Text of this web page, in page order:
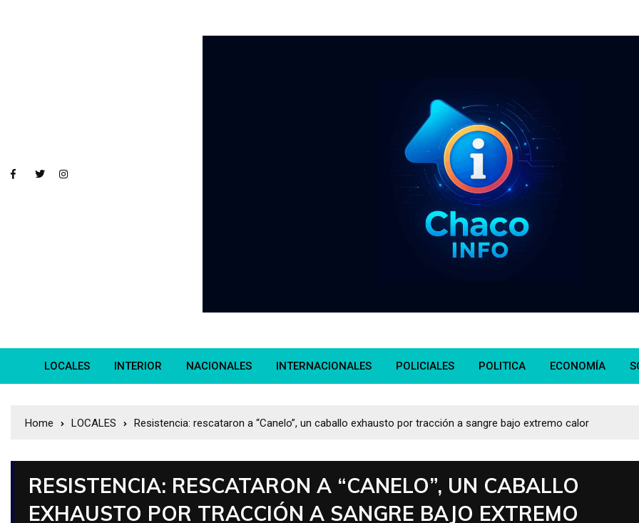
LOCALES INTERIOR NACIONALES INTERNACIONALES POLICIALES POLITICA ECONOMÍA
Home LOCALES Resistencia: rescataron a “Canelo”, un caballo exhausto por tracción a sangre bajo extremo calor
RESISTENCIA: RESCATARON A “CANELO”, UN CABALLO
EXHAUSTO POR TRACCIÓN A SANGRE BAJO EXTREMO